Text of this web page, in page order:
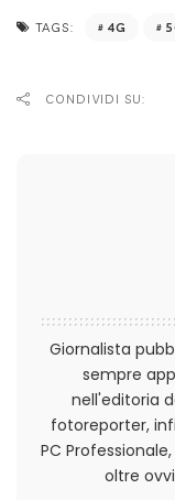
TAGS: 4G
CONDIVIDI SU:
Giornalista
sempre
nell'editoria
fotoreporter,
PC
oltre